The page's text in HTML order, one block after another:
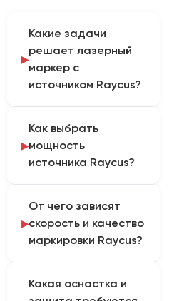
Какие задачи
решает лазерный
маркер с
источником Raycus?
Raycus используют для
кодов, логотипов, шкал,
серийных номеров и
совместимых пластиках.
Так определяется
практическая область
применения
оборудования.
Как выбрать
мощность
источника Raycus?
глубине, площади
маркировки, такту и
допустимому
вариант определяют
От чего зависят
скорость и качество
маркировки Raycus?
определяются
Какая оснастка и